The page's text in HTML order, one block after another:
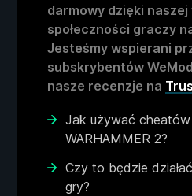
darmowy dzięki
społeczności graczy
Jesteśmy wspierani
subskrybentów
nasze recenzje na
Jak używać
WARHAMMER 2?
Czy to będzie
gry?